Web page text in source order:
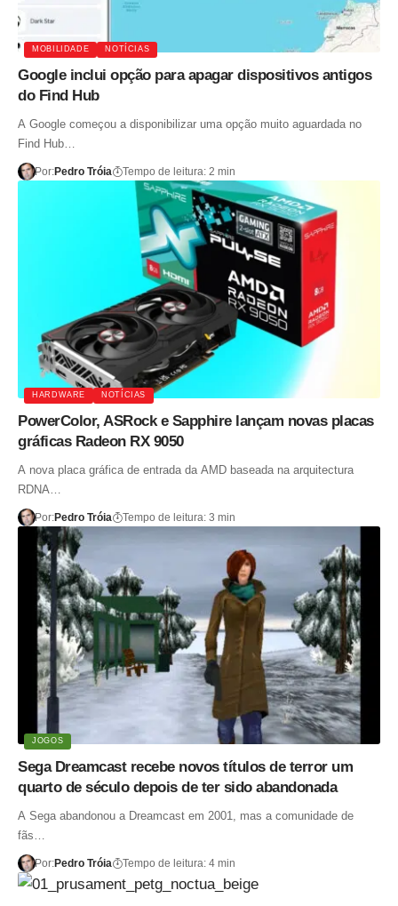
MOBILIDADE NOTÍCIAS
Google inclui opção para apagar dispositivos antigos
do Find Hub
A Google começou a disponibilizar uma opção muito aguardada no
Find Hub…
Por:Pedro Tróia Tempo de leitura: 2 min
HARDWARE NOTÍCIAS
PowerColor, ASRock e Sapphire lançam novas placas
gráficas Radeon RX 9050
A nova placa gráfica de entrada da AMD baseada na arquitectura
RDNA…
Por:Pedro Tróia Tempo de leitura: 3 min
JOGOS
Sega Dreamcast recebe novos títulos de terror um
quarto de século depois de ter sido abandonada
A Sega abandonou a Dreamcast em 2001, mas a comunidade de
fãs…
Por:Pedro Tróia Tempo de leitura: 4 min